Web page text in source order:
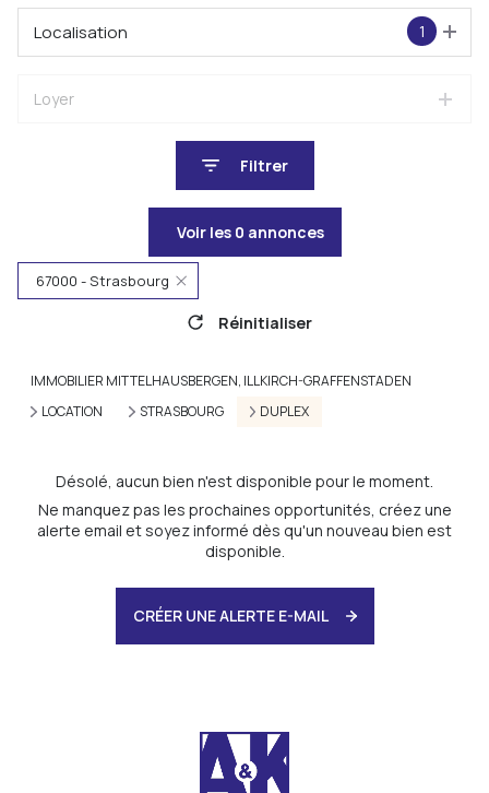
1
Localisation
Loyer
Filtrer
Voir les 0 annonces
67000 - Strasbourg
Réinitialiser
IMMOBILIER MITTELHAUSBERGEN, ILLKIRCH-GRAFFENSTADEN
LOCATION
STRASBOURG DUPLEX
Désolé, aucun bien n'est disponible pour le moment.
Ne manquez pas les prochaines opportunités, créez une
alerte email et soyez informé dès qu'un nouveau bien est
disponible.
CRÉER UNE ALERTE E-MAIL